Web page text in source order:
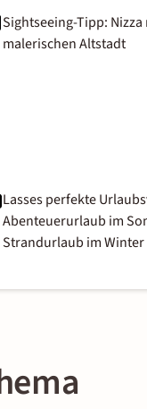
Sightseeing-Tipp:
malerischen Altstadt
Lasses perfekte
Abenteuerurlaub im
Strandurlaub im Winter